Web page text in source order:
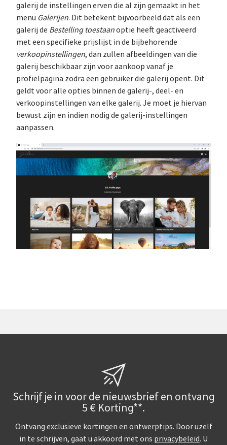
galerij de instellingen erven die al zijn gemaakt in het
menu Galerijen. Dit betekent bijvoorbeeld dat als een
galerij de Bestelling toestaanoptie heeft geactiveerd
met een specifieke prijslijst in de bijbehorende
verkoopinstellingen, dan zullen afbeeldingen van die
galerij beschikbaar zijn voor aankoop vanaf je
profielpagina zodra een gebruiker die galerij opent. Dit
geldt voor alle opties binnen de galerij-, deel- en
verkoopinstellingen van elke galerij. Je moet je hiervan
bewust zijn en indien nodig de galerij-instellingen
aanpassen.
Schrijf je in voor de nieuwsbrief en ontvang
5 € Korting**.
Ontvang exclusieve kortingen en ontwerptips. Door uzelf
in te schrijven, gaat u akkoord met ons privacybeleid. U